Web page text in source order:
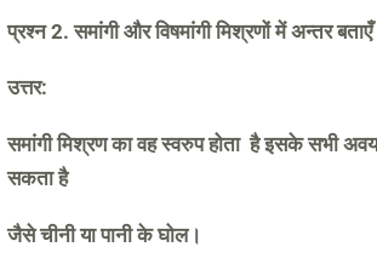
प्रश्न 2. समांगी और विषमांगी मिश्रणों में अन्तर
उत्तर:
समांगी मिश्रण का वह स्वरुप होता है इसके सभी
सकता है
जैसे चीनी या पानी के घोल।